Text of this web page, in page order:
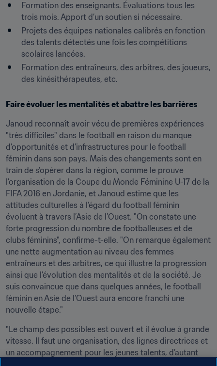
Formation des enseignants. Évaluations tous les
trois mois. Apport d’un soutien si nécessaire.
Projets des équipes nationales calibrés en fonction
des talents détectés une fois les compétitions
scolaires lancées.
Formation des entraîneurs, des arbitres, des joueurs,
des kinésithérapeutes, etc.
Faire évoluer les mentalités et abattre les barrières
Janoud reconnaît avoir vécu de premières expériences
"très difficiles" dans le football en raison du manque
d’opportunités et d’infrastructures pour le football
féminin dans son pays. Mais des changements sont en
train de s’opérer dans la région, comme le prouve
l’organisation de la Coupe du Monde Féminine U-17 de la
FIFA 2016 en Jordanie, et Janoud estime que les
attitudes culturelles à l’égard du football féminin
évoluent à travers l’Asie de l’Ouest. "On constate une
forte progression du nombre de footballeuses et de
clubs féminins", confirme-t-elle. "On remarque également
une nette augmentation au niveau des femmes
entraîneurs et des arbitres, ce qui illustre la progression
ainsi que l’évolution des mentalités et de la société. Je
suis convaincue que dans quelques années, le football
féminin en Asie de l’Ouest aura encore franchi une
nouvelle étape."
"Le champ des possibles est ouvert et il évolue à grande
vitesse. Il faut une organisation, des lignes directrices et
un accompagnement pour les jeunes talents, d’autant